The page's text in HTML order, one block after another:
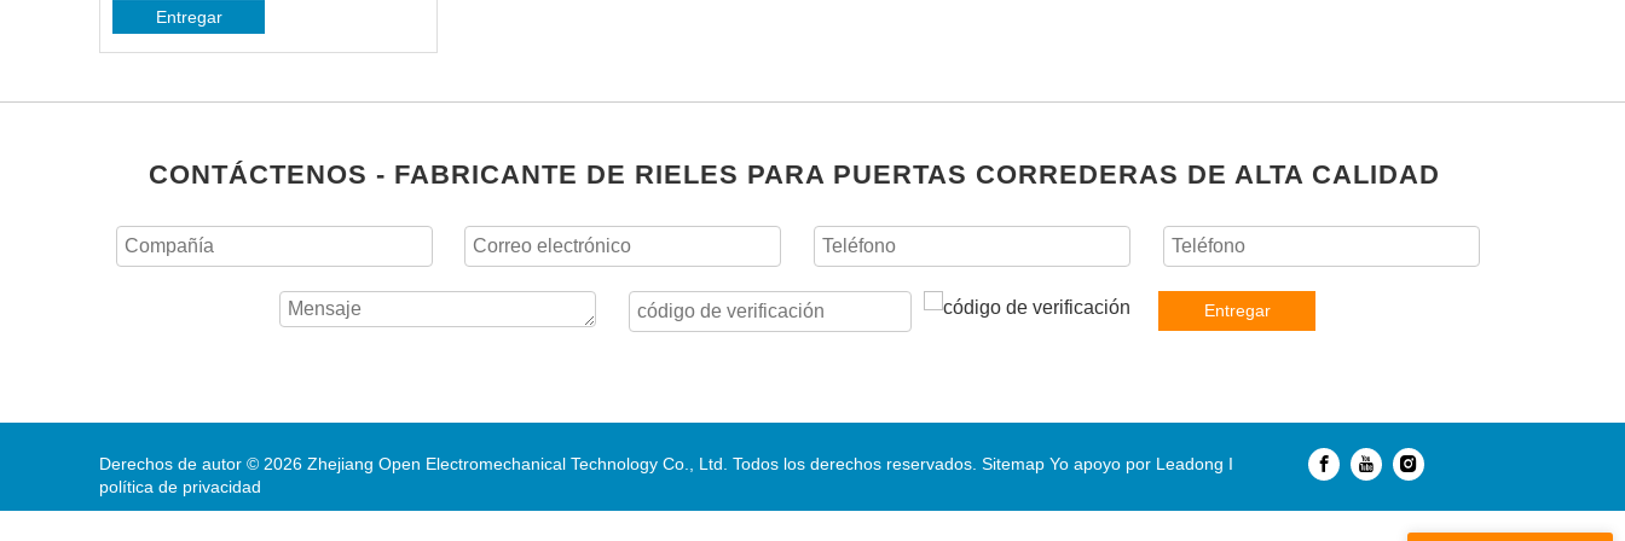
Entregar
CONTÁCTENOS - FABRICANTE DE RIELES PARA PUERTAS CORREDERAS DE ALTA CALIDAD
Entregar
Derechos de autor © 2026 Zhejiang Open Electromechanical Technology Co., Ltd. Todos los derechos reservados. Sitemap Yo apoyo por Leadong I
política de privacidad